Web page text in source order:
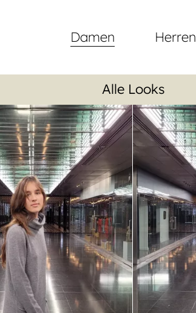
Damen Herren
Alle Looks